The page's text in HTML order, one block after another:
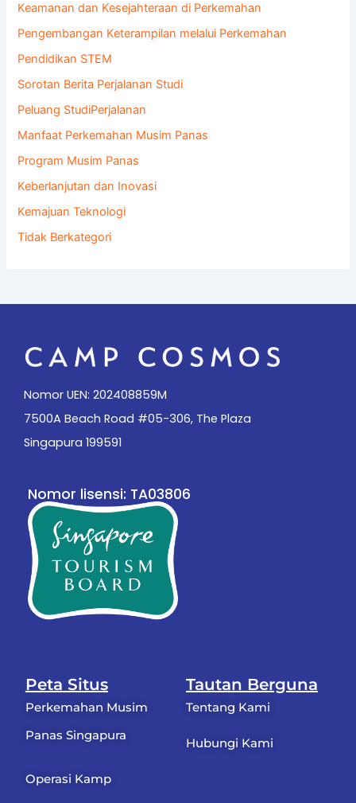
Keamanan dan Kesejahteraan di Perkemahan
Pengembangan Keterampilan melalui Perkemahan
Pendidikan STEM
Sorotan Berita Perjalanan Studi
Peluang StudiPerjalanan
Manfaat Perkemahan Musim Panas
Program Musim Panas
Keberlanjutan dan Inovasi
Kemajuan Teknologi
Tidak Berkategori
Nomor UEN: 202408859M
7500A Beach Road #05-306, The Plaza
Singapura 199591
Nomor lisensi: TA03806
Tautan Berguna
Tentang Kami
Hubungi Kami
Peta Situs
Perkemahan Musim
Panas Singapura
Operasi Kamp